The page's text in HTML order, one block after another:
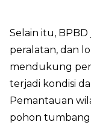
Selain itu,
peralatan, dan
mendukung
terjadi kondisi
Pemantauan
pohon